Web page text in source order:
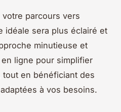
parcours vers
idéale sera plus éclairé et
minutieuse et
ligne pour simplifier
en bénéficiant des
à vos besoins.